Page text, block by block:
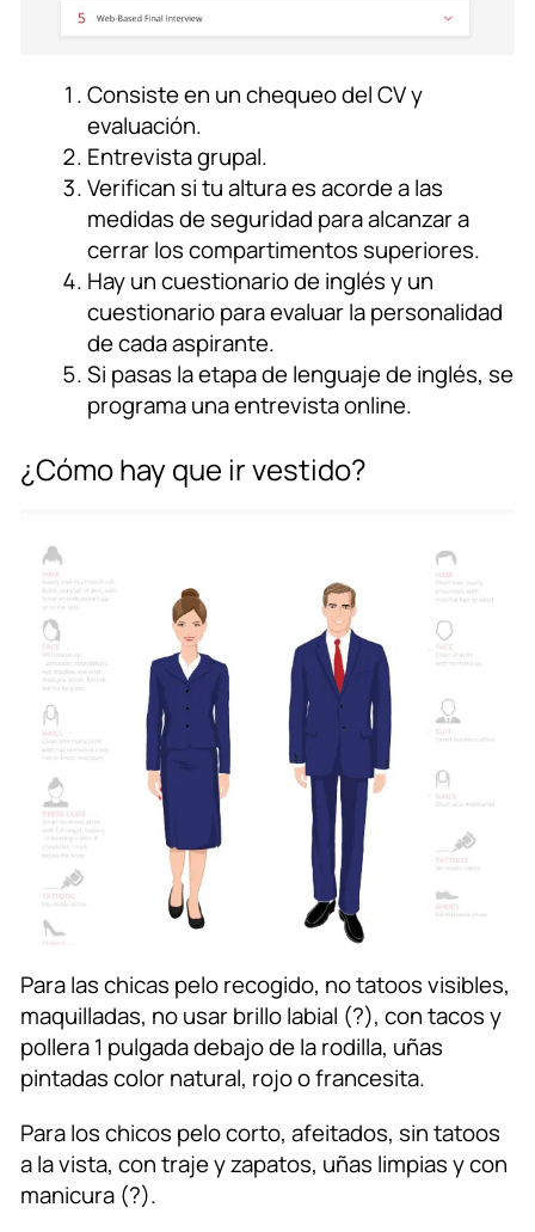
Consiste en un chequeo del CV y
evaluación.
Entrevista grupal.
Verifican si tu altura es acorde a las
medidas de seguridad para alcanzar a
cerrar los compartimentos superiores.
Hay un cuestionario de inglés y un
cuestionario para evaluar la personalidad
de cada aspirante.
Si pasas la etapa de lenguaje de inglés, se
programa una entrevista online.
¿Cómo hay que ir vestido?
Para las chicas pelo recogido, no tatoos visibles,
maquilladas, no usar brillo labial (?), con tacos y
pollera 1 pulgada debajo de la rodilla, uñas
pintadas color natural, rojo o francesita.
Para los chicos pelo corto, afeitados, sin tatoos
a la vista, con traje y zapatos, uñas limpias y con
manicura (?).